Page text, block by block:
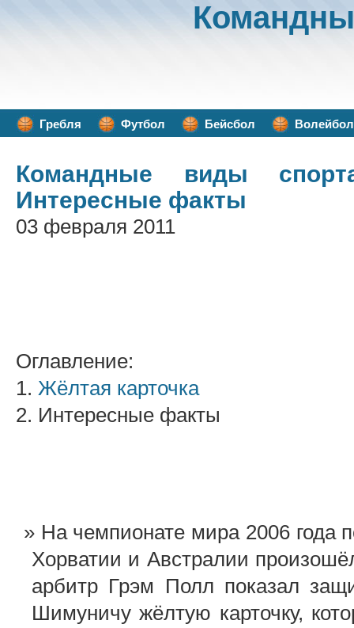
Гребля Футбол Бейсбол Волейбол
Командные виды
Интересные факты
03 февраля 2011
Оглавление:
1. Жёлтая карточка
2. Интересные факты
На чемпионате мира 2006 года
Хорватии и Австралии
арбитр Грэм Полл показал
Шимуничу жёлтую карточку,